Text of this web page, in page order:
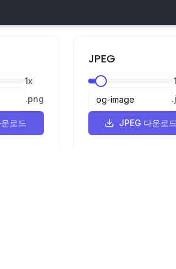
1x
.png
로드
JPEG
1
.
JPEG 다운로드